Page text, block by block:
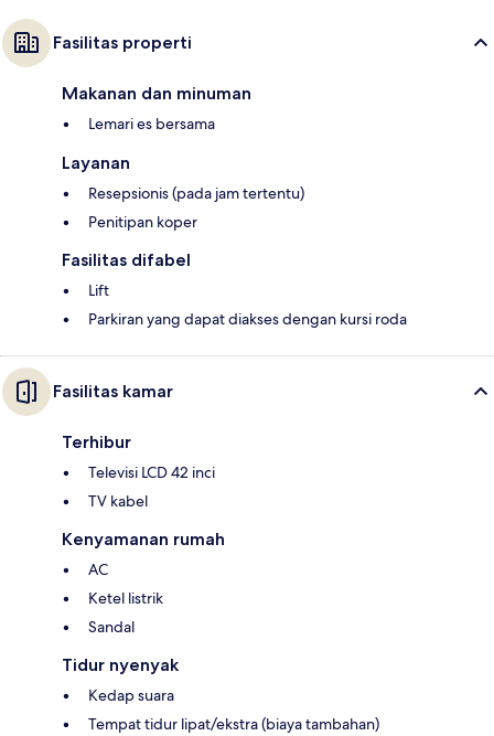
Fasilitas properti
Makanan dan minuman
Lemari es bersama
Layanan
Resepsionis (pada jam tertentu)
Penitipan koper
Fasilitas difabel
Lift
Parkiran yang dapat diakses dengan kursi roda
Fasilitas kamar
Terhibur
Televisi LCD 42 inci
TV kabel
Kenyamanan rumah
AC
Ketel listrik
Sandal
Tidur nyenyak
Kedap suara
Tempat tidur lipat/ekstra (biaya tambahan)